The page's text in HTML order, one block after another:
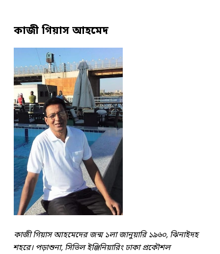
কাজী গিয়াস আহমেদ
কাজী গিয়াস আহমেদের জন্ম ১লা জানুয়ারি ১৯৬০, ঝিনাইদহ
শহরে। পড়াশুনা, সিভিল ইঞ্জিনিয়ারিং ঢাকা প্রকৌশল